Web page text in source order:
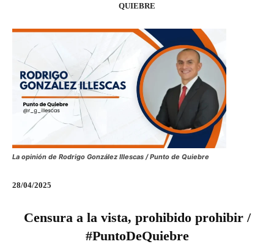
QUIEBRE
La opinión de Rodrigo González Illescas / Punto de Quiebre
28/04/2025
Censura a la vista, prohibido prohibir /
#PuntoDeQuiebre